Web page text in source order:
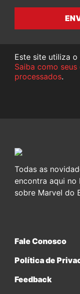
Este site utiliza
Saiba como
processados.
Todas as
encontra aqui no
sobre Marvel do
Fale Conosco
Política de
Feedback